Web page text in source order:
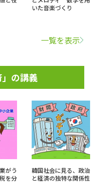
いた音楽づくり
一覧を表示
の講義
がう
を分
韓国社会に見る、政治
と経済の独特な関係性